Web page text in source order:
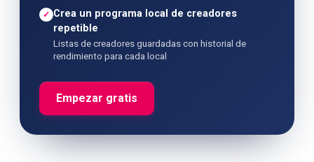
✓ Crea un programa local de creadores
repetible
Listas de creadores guardadas con historial de
rendimiento para cada local
Empezar gratis